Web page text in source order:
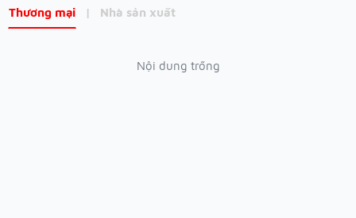
Thương mại | Nhà sản xuất
Nội dung trống